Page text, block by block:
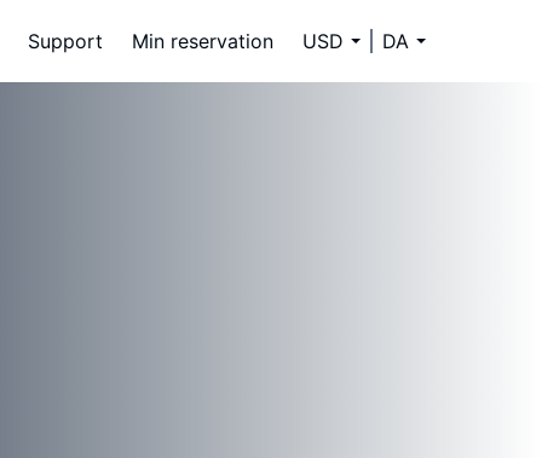
Support Min reservation USD DA